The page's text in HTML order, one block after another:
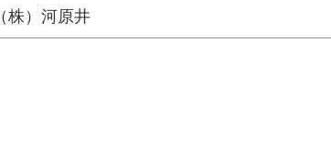
（株）河原井